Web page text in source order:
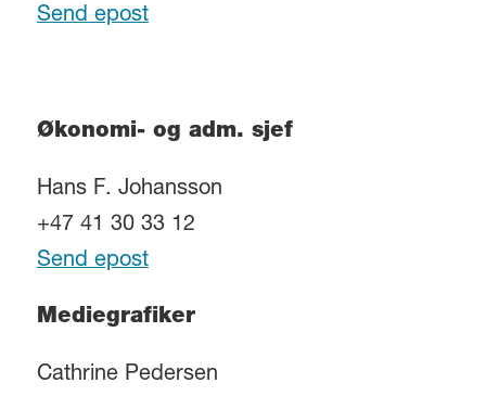
Send epost
Økonomi- og adm. sjef
Hans F. Johansson
+47 41 30 33 12
Send epost
Mediegrafiker
Cathrine Pedersen